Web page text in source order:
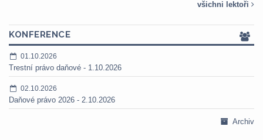
všichni lektoři
KONFERENCE
01.10.2026
Trestní právo daňové - 1.10.2026
02.10.2026
Daňové právo 2026 - 2.10.2026
Archiv